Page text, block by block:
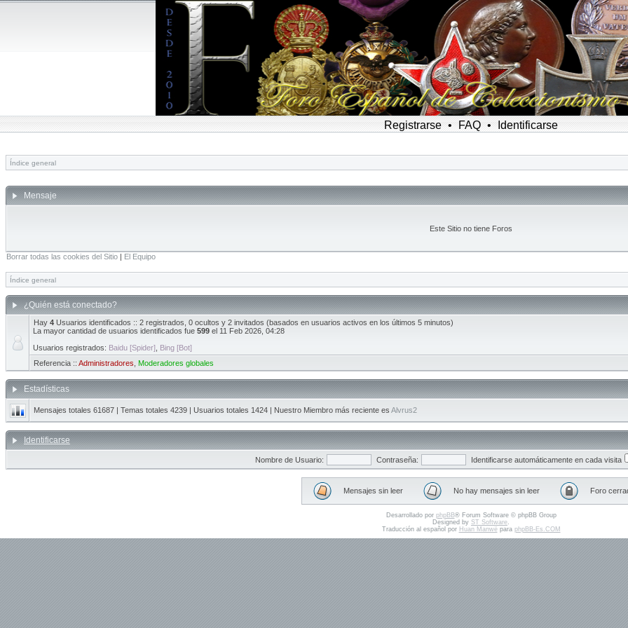
Registrarse • FAQ • Identificarse
Índice general
Mensaje
Este Sitio no tiene Foros
Borrar todas las cookies del Sitio | El Equipo
Índice general
¿Quién está conectado?
Hay 4 Usuarios identificados :: 2 registrados, 0 ocultos y 2 invitados (basados en usuarios activos en los últimos 5 minutos)
La mayor cantidad de usuarios identificados fue 599 el 11 Feb 2026, 04:28
Usuarios registrados: Baidu [Spider] Bing [Bot]
Referencia :: Administradores Moderadores globales
Estadísticas
Mensajes totales 61687 | Temas totales 4239 | Usuarios totales 1424 | Nuestro Miembro más reciente es Alvrus2
Identificarse
Nombre de Usuario: Contraseña: Identificarse automáticamente en cada visita
Mensajes sin leer No hay mensajes sin leer Foro
Desarrollado por phpBB® Forum Software © phpBB Group
Designed by ST Software.
Traducción al español por Huan Manwëpara phpBB-Es.COM